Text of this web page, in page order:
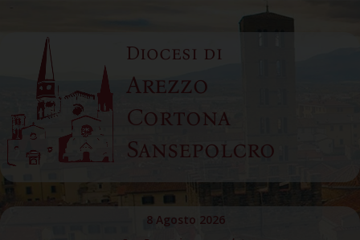
content
Diocesi di
Arezzo
Cortona
Sansepolcro
8 Agosto 2026